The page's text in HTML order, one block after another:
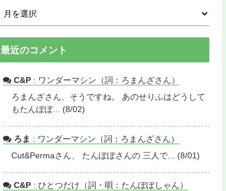
最近のコメント
C&P : ワンダーマシン（詞：ろまんざさん）
ろまんざさん、そうですね。 あのせりふはどうして
もたんぽぽ... (8/02)
ろま : ワンダーマシン（詞：ろまんざさん）
Cut&Permaさん、 たんぽぽさんの 三人で... (8/01)
C&P : ひとつだけ（詞・唄：たんぽぽしゃん）